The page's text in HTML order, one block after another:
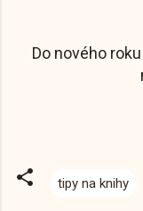
Do nového
tipy na knihy